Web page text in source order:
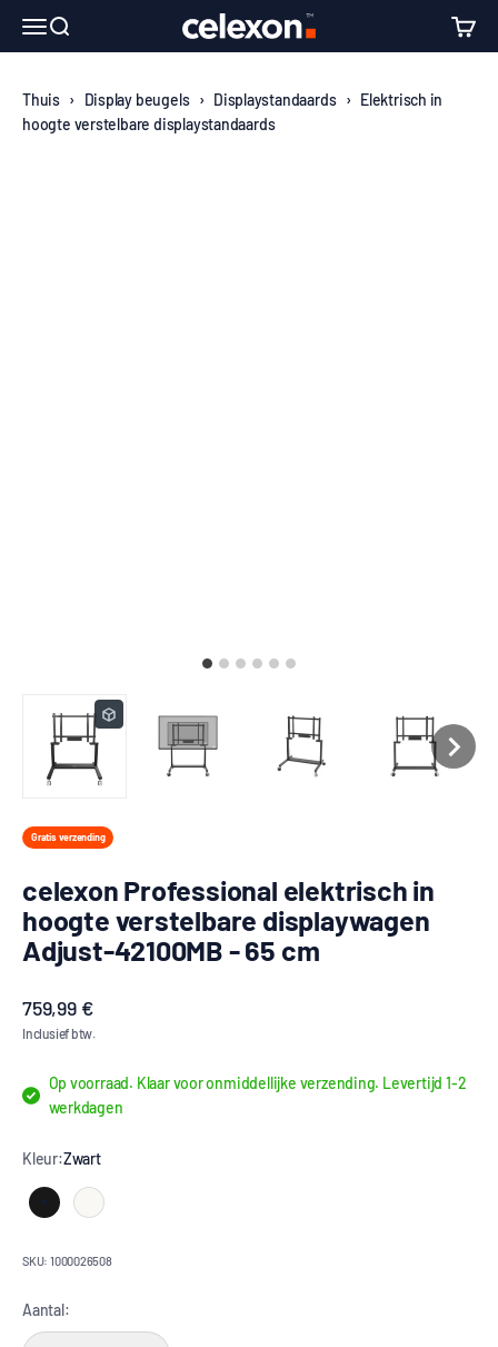
↵Skip to content
↵Skip to menu
↵Skip to footer
↵Open Accessibility Widget
Navigatiemenu openen
Zoeken openen celexon Europe GmbH
Thuis › Display beugels › Displaystandaards › Elektrisch in
hoogte verstelbare displaystandaards
Gratis verzending
celexon Professional elektrisch in
hoogte verstelbare displaywagen
Adjust-42100MB - 65 cm
Aanbiedingsprijs
759,99 €
Inclusief btw.
Op voorraad. Klaar voor onmiddellijke verzending. Levertijd 1-2
werkdagen
Kleur:Zwart
Zwart Wit
SKU: 1000026508
Aantal: